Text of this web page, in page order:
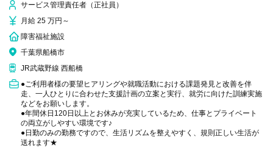
サービス管理責任者（正社員）
月給 25 万円～
障害福祉施設
千葉県船橋市
JR武蔵野線 西船橋
●ご利用者様の要望ヒアリングや就職活動における課題発見と改善を伴
走、一人ひとりに合わせた支援計画の立案と実行、就労に向けた訓練実施
などをお願いします。
●年間休日120日以上とお休みが充実しているため、仕事とプライベート
の両立がしやすい環境です♪
●日勤のみの勤務ですので、生活リズムを整えやすく、規則正しい生活が
送れます★